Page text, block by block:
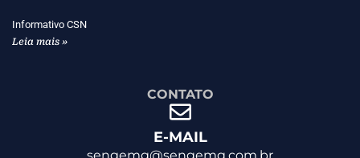
Informativo CSN
Leia mais »
CONTATO
E-MAIL